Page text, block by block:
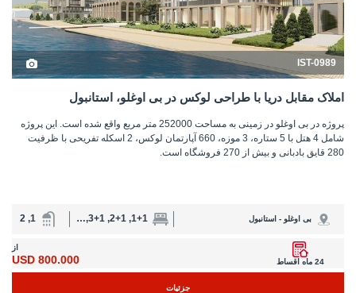
IST-0989
املاک مقابل دریا با طراحی لوکس در بی اوغلو، استانبول
پروژه در بی اوغلو در زمینی به مساحت 252000 متر مربع واقع شده است. این پروژه
شامل 4 هتل با 5 ستاره، 3 موزه، 660 آپارتمان لوکس، 2 اسکله تفریحی با ظرفیت
280 قایق بادبانی و بیش از 270 فروشگاه است.
بی اوغلو - استانبول 1+1, 2+1, 3+1, 4+1
1, 2
24 ماه اقساط
از
800.000 USD
جزئیات